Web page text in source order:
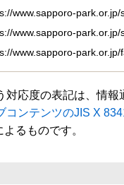
www.sapporo-park.or.jp/
www.sapporo-park.or.jp/
www.sapporo-park.or.jp/
対応度の表記は、情
コンテンツのJIS X
るものです。